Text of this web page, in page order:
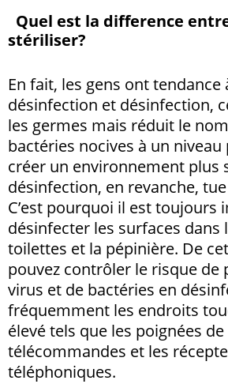
Quel est la difference
stériliser?
En fait, les gens ont
désinfection et désinfection,
les germes mais réduit le
bactéries nocives à un
créer un environnement plus
désinfection, en revanche,
C’est pourquoi il est toujours
désinfecter les surfaces dans
toilettes et la pépinière. De
pouvez contrôler le risque de
virus et de bactéries en
fréquemment les endroits
élevé tels que les poignées
télécommandes et les
téléphoniques.